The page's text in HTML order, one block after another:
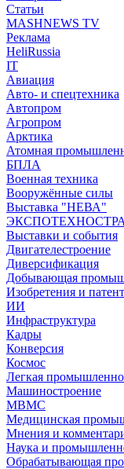
Статьи
MASHNEWS TV
Реклама
HeliRussia
IT
Авиация
Авто- и спецтехника
Автопром
Агропром
Арктика
Атомная
БПЛА
Военная техника
Вооружённые силы
Выставка "НЕВА"
Выставки и события
Двигателестроение
Диверсификация
Добывающая
Изобретения и
ИИ
Инфраструктура
Кадры
Конверсия
Космос
Легкая
Машиностроение
МВМС
Медицинская
Мнения и
Наука и
Обрабатывающая